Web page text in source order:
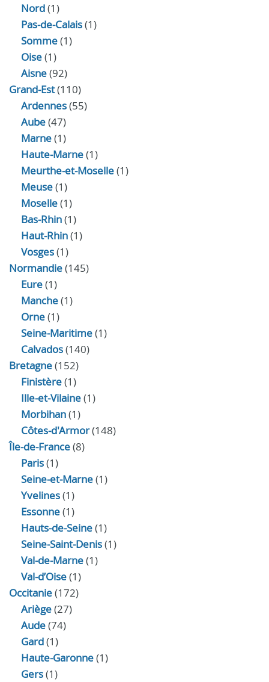
Nord(1)
Pas-de-Calais(1)
Somme(1)
Oise(1)
Aisne(92)
Grand-Est(110)
Ardennes(55)
Aube(47)
Marne(1)
Haute-Marne(1)
Meurthe-et-Moselle(1)
Meuse(1)
Moselle(1)
Bas-Rhin(1)
Haut-Rhin(1)
Vosges(1)
Normandie(145)
Eure(1)
Manche(1)
Orne(1)
Seine-Maritime(1)
Calvados(140)
Bretagne(152)
Finistère(1)
Ille-et-Vilaine(1)
Morbihan(1)
Côtes-d'Armor(148)
Île-de-France(8)
Paris(1)
Seine-et-Marne(1)
Yvelines(1)
Essonne(1)
Hauts-de-Seine(1)
Seine-Saint-Denis(1)
Val-de-Marne(1)
Val-d’Oise(1)
Occitanie(172)
Ariège(27)
Aude(74)
Gard(1)
Haute-Garonne(1)
Gers(1)